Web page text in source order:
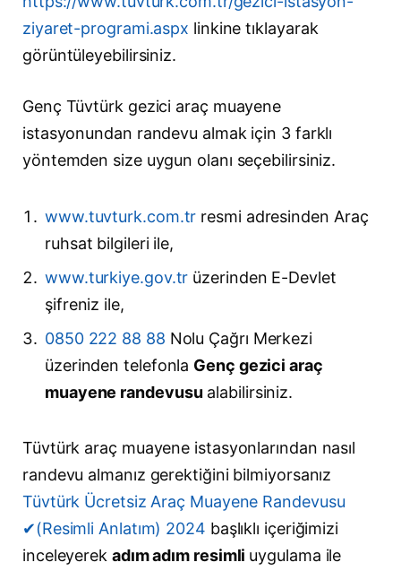
ziyaret-programi.aspx linkine tıklayarak
görüntüleyebilirsiniz.
Genç Tüvtürk gezici araç muayene
istasyonundan randevu almak için 3 farklı
yöntemden size uygun olanı seçebilirsiniz.
www.tuvturk.com.tr resmi adresinden Araç
ruhsat bilgileri ile,
www.turkiye.gov.tr üzerinden E-Devlet
şifreniz ile,
0850 222 88 88 Nolu Çağrı Merkezi
üzerinden telefonla Genç gezici araç
muayene randevusu alabilirsiniz.
Tüvtürk araç muayene istasyonlarından nasıl
randevu almanız gerektiğini bilmiyorsanız
Tüvtürk Ücretsiz Araç Muayene Randevusu
✔(Resimli Anlatım) 2024 başlıklı içeriğimizi
inceleyerek adım adım resimli uygulama ile